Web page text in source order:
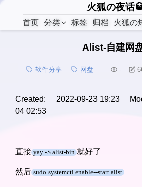
火狐の夜话
首页 分类 标签 归档 火狐の
Alist-自建网
软件分享 网盘 -
Created: 2022-09-23 19:23
04 02:53
直接 yay -S alist-bin 就好了
然后 sudo systemctl enable--start alist